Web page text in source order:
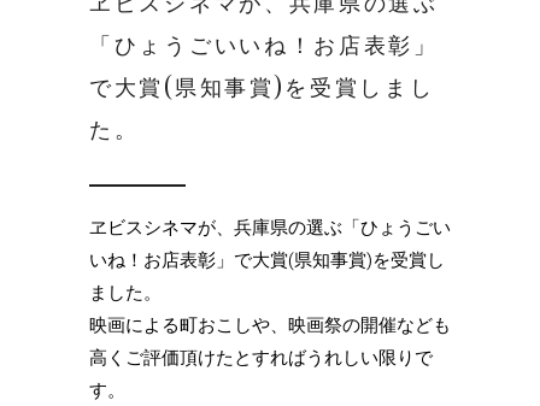
「ひょうごいいね！お店表彰」
で大賞(県知事賞)を受賞しまし
た。
ヱビスシネマが、兵庫県の選ぶ「ひょうごい
いね！お店表彰」で大賞(県知事賞)を受賞し
ました。
映画による町おこしや、映画祭の開催なども
高くご評価頂けたとすればうれしい限りで
す。